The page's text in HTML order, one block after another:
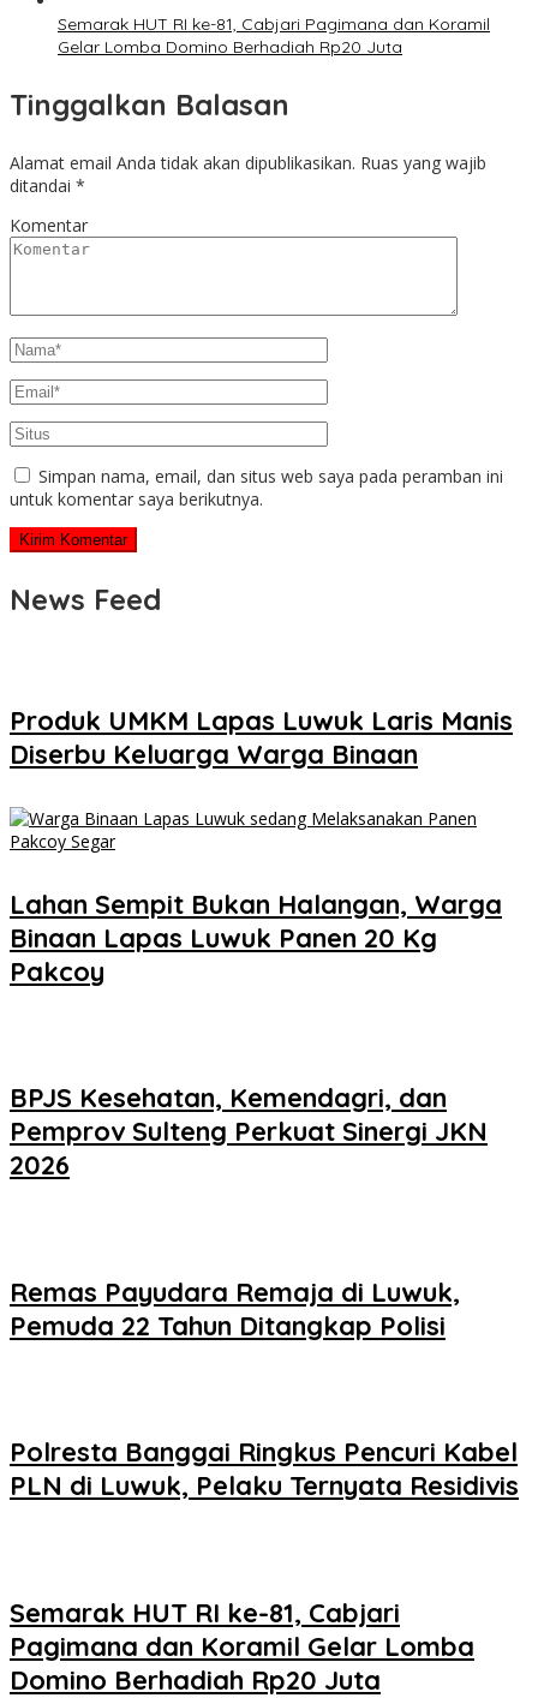
Semarak HUT RI ke-81, Cabjari Pagimana dan Koramil
Gelar Lomba Domino Berhadiah Rp20 Juta
Tinggalkan Balasan
Alamat email Anda tidak akan dipublikasikan. Ruas yang wajib
ditandai *
Komentar
Simpan nama, email, dan situs web saya pada peramban ini
untuk komentar saya berikutnya.
News Feed
Produk UMKM Lapas Luwuk Laris Manis
Diserbu Keluarga Warga Binaan
Lahan Sempit Bukan Halangan, Warga
Binaan Lapas Luwuk Panen 20 Kg
Pakcoy
BPJS Kesehatan, Kemendagri, dan
Pemprov Sulteng Perkuat Sinergi JKN
2026
Remas Payudara Remaja di Luwuk,
Pemuda 22 Tahun Ditangkap Polisi
Polresta Banggai Ringkus Pencuri Kabel
PLN di Luwuk, Pelaku Ternyata Residivis
Semarak HUT RI ke-81, Cabjari
Pagimana dan Koramil Gelar Lomba
Domino Berhadiah Rp20 Juta